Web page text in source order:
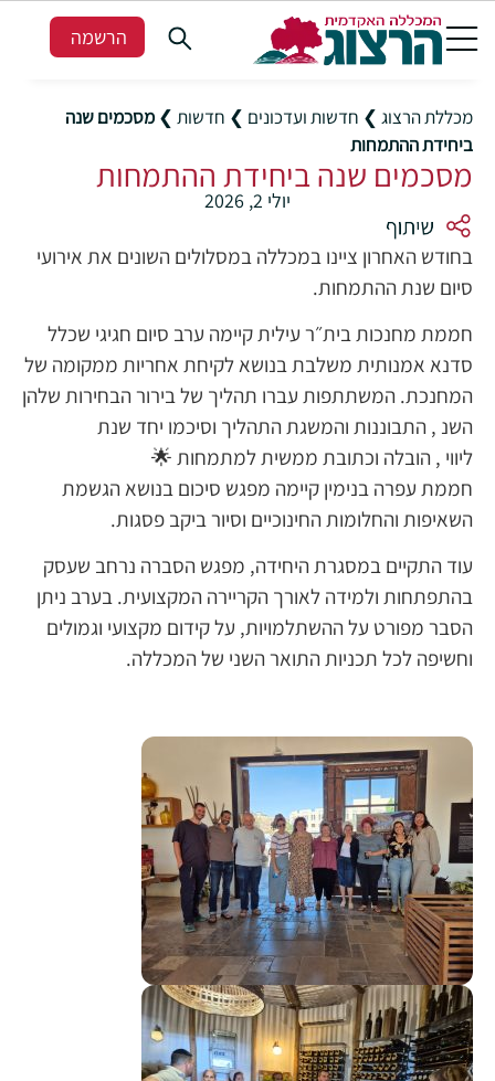
הרשמה
מכללת הרצוג ❯ חדשות ועדכונים ❯ חדשות ❯ מסכמים שנה
ביחידת ההתמחות
מסכמים שנה ביחידת ההתמחות
יולי 2, 2026
בחודש האחרון ציינו במכללה במסלולים השונים את אירועי
סיום שנת ההתמחות.
חממת מחנכות בית״ר עילית קיימה ערב סיום חגיגי שכלל
סדנא אמנותית משלבת בנושא לקיחת אחריות ממקומה של
המחנכת. המשתתפות עברו תהליך של בירור הבחירות שלהן
השנ , התבוננות והמשגת התהליך וסיכמו יחד שנת
ליווי , הובלה וכתובת ממשית למתמחות 🌟
חממת עפרה בנימין קיימה מפגש סיכום בנושא הגשמת
השאיפות והחלומות החינוכיים וסיור ביקב פסגות.
עוד התקיים במסגרת היחידה, מפגש הסברה נרחב שעסק
בהתפתחות ולמידה לאורך הקריירה המקצועית. בערב ניתן
הסבר מפורט על ההשתלמויות, על קידום מקצועי וגמולים
וחשיפה לכל תכניות התואר השני של המכללה.